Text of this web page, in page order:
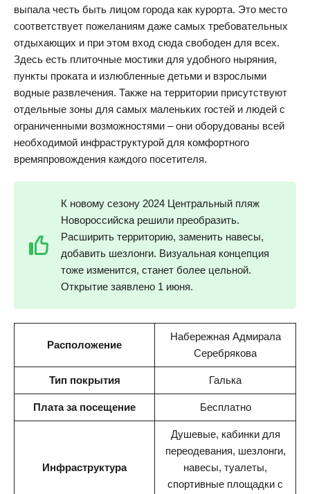
выпала честь быть лицом города как курорта. Это место
соответствует пожеланиям даже самых требовательных
отдыхающих и при этом вход сюда свободен для всех.
Здесь есть плиточные мостики для удобного ныряния,
пункты проката и излюбленные детьми и взрослыми
водные развлечения. Также на территории присутствуют
отдельные зоны для самых маленьких гостей и людей с
ограниченными возможностями – они оборудованы всей
необходимой инфраструктурой для комфортного
времяпровождения каждого посетителя.
К новому сезону 2024 Центральный пляж
Новороссийска решили преобразить.
Расширить территорию, заменить навесы,
добавить шезлонги. Визуальная концепция
тоже изменится, станет более цельной.
Открытие заявлено 1 июня.
Расположение
Набережная Адмирала
Серебрякова
Тип покрытия Галька
Плата за посещение Бесплатно
Инфраструктура
Душевые, кабинки для
переодевания, шезлонги,
навесы, туалеты,
спортивные площадки с